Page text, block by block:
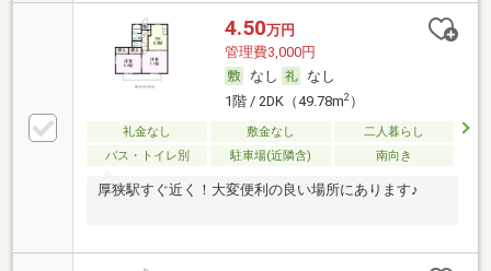
4.50万円
管理費3,000円
なし
なし
1階 / 2DK（49.78m2）
礼金なし 敷金なし
二人暮らし
バス・トイレ別
駐車場(近隣含) 南向き
厚狭駅すぐ近く！大変便利の良い場所にあります♪